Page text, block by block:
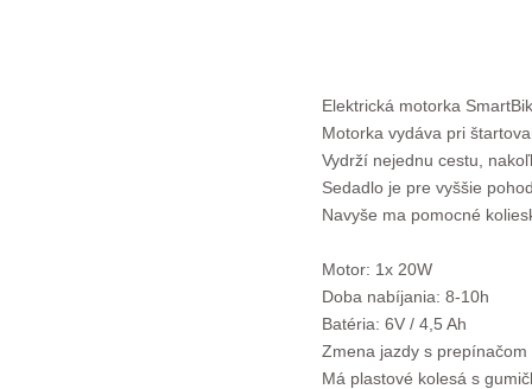
Elektrická motorka
Motorka vydáva pri
Vydrží nejednu cestu,
Sedadlo je pre vyššie
Navyše ma pomocné
Motor: 1x 20W
Doba nabíjania: 8-10h
Batéria: 6V / 4,5 Ah
Zmena jazdy s
Má plastové kolesá s